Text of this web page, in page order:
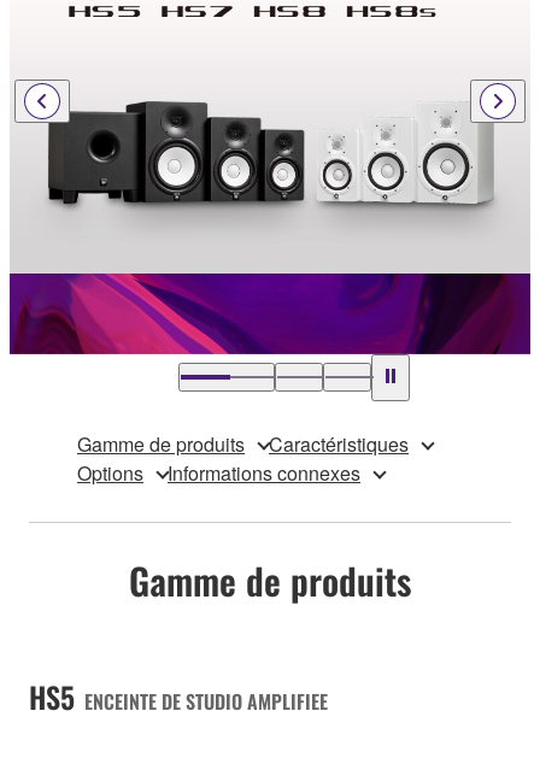
Gamme de produits
Caractéristiques
Options
Informations connexes
Gamme de produits
HS5 ENCEINTE DE STUDIO AMPLIFIEE